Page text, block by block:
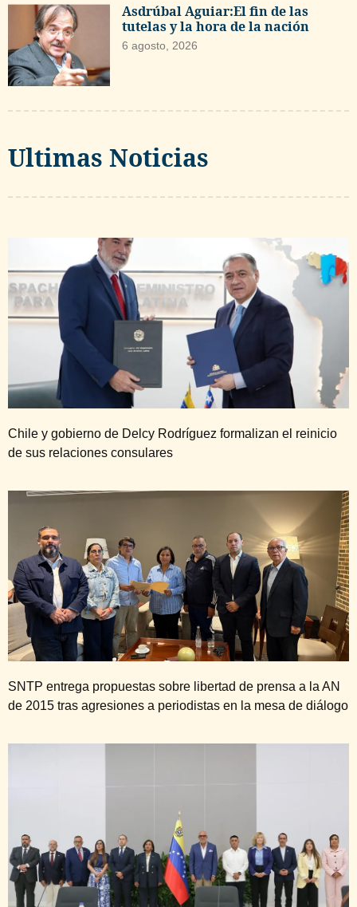
Asdrúbal Aguiar:El fin de las
tutelas y la hora de la nación
6 agosto, 2026
Ultimas Noticias
Chile y gobierno de Delcy Rodríguez formalizan el reinicio
de sus relaciones consulares
SNTP entrega propuestas sobre libertad de prensa a la AN
de 2015 tras agresiones a periodistas en la mesa de diálogo